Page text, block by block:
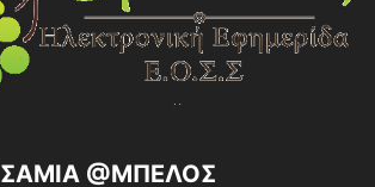
ΣΑΜΙΑ @ΜΠΕΛΟΣ